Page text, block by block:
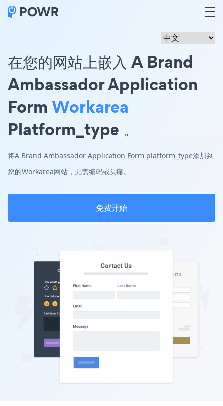
在您的网站上嵌入 A Brand
Ambassador Application
Form Workarea
Platform_type 。
将A Brand Ambassador Application Form platform_type添加到
您的Workarea网站，无需编码或头痛。
免费开始